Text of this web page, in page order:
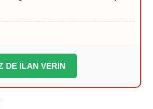
Hayırlı bir yuva kurmak
DE İLAN VERİN